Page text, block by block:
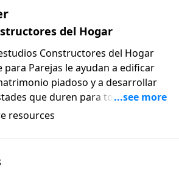
del Hogar
Constructores del Hogar
para Parejas le ayudan a edificar
piadoso y a desarrollar
que duren para toda la vida.
a uno de los estudios de grupos
los principios de la Palabra de
para compartirlos con su familia,
y su comunidad!
resources